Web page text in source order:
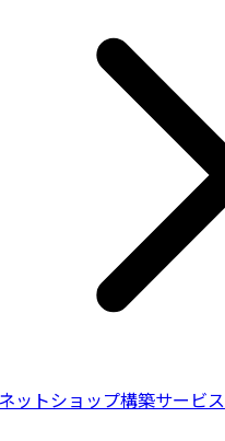
ットショップ構築サービス